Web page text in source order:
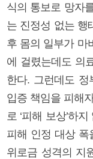
식의 통보로 망자
는 진정성 없는 행
후 몸의 일부가 마
에 걸렸는데도 의
한다. 그런데도
입증 책임을 피해
로 ‘피해 보상’하
피해 인정 대상 폭
위로금 성격의 지